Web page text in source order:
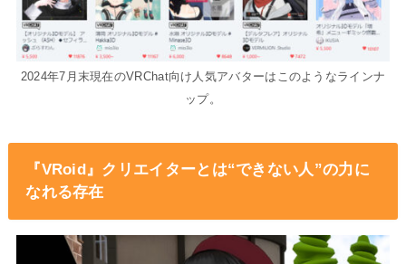
2024年7月末現在のVRChat向け人気アバターはこのようなラインナ
ップ。
『VRoid』クリエイターとは“できない人”の力に
なれる存在